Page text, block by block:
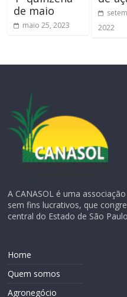
de maio
maio 25, 2023
2022
A CANASOL é uma
sem fins lucrativos, que
central do Estado de São
Home
Quem somos
Agronegócio